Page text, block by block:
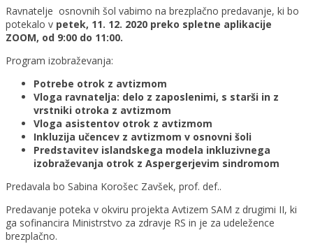
Ravnatelje osnovnih šol vabimo na brezplačno predavanje, ki bo
potekalo v petek, 11. 12. 2020 preko spletne aplikacije
ZOOM, od 9:00 do 11:00.
Program izobraževanja:
Potrebe otrok z avtizmom
Vloga ravnatelja: delo z zaposlenimi, s starši in z
vrstniki otroka z avtizmom
Vloga asistentov otrok z avtizmom
Inkluzija učencev z avtizmom v osnovni šoli
Predstavitev islandskega modela inkluzivnega
izobraževanja otrok z Aspergerjevim sindromom
Predavala bo Sabina Korošec Zavšek, prof. def..
Predavanje poteka v okviru projekta Avtizem SAM z drugimi II, ki
ga sofinancira Ministrstvo za zdravje RS in je za udeležence
brezplačno.